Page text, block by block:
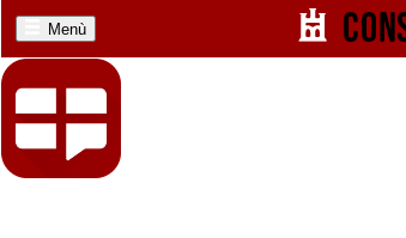
Menù